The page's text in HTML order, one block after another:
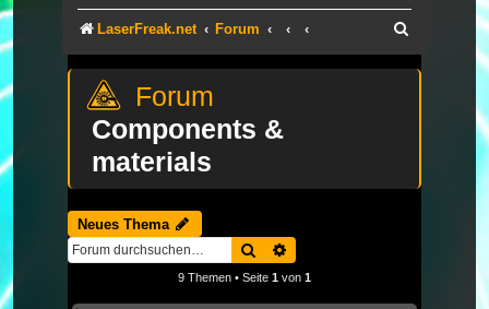
LaserFreak.net Forum
Components &
materials
Neues Thema
Suche
9 Themen • Seite 1 von 1